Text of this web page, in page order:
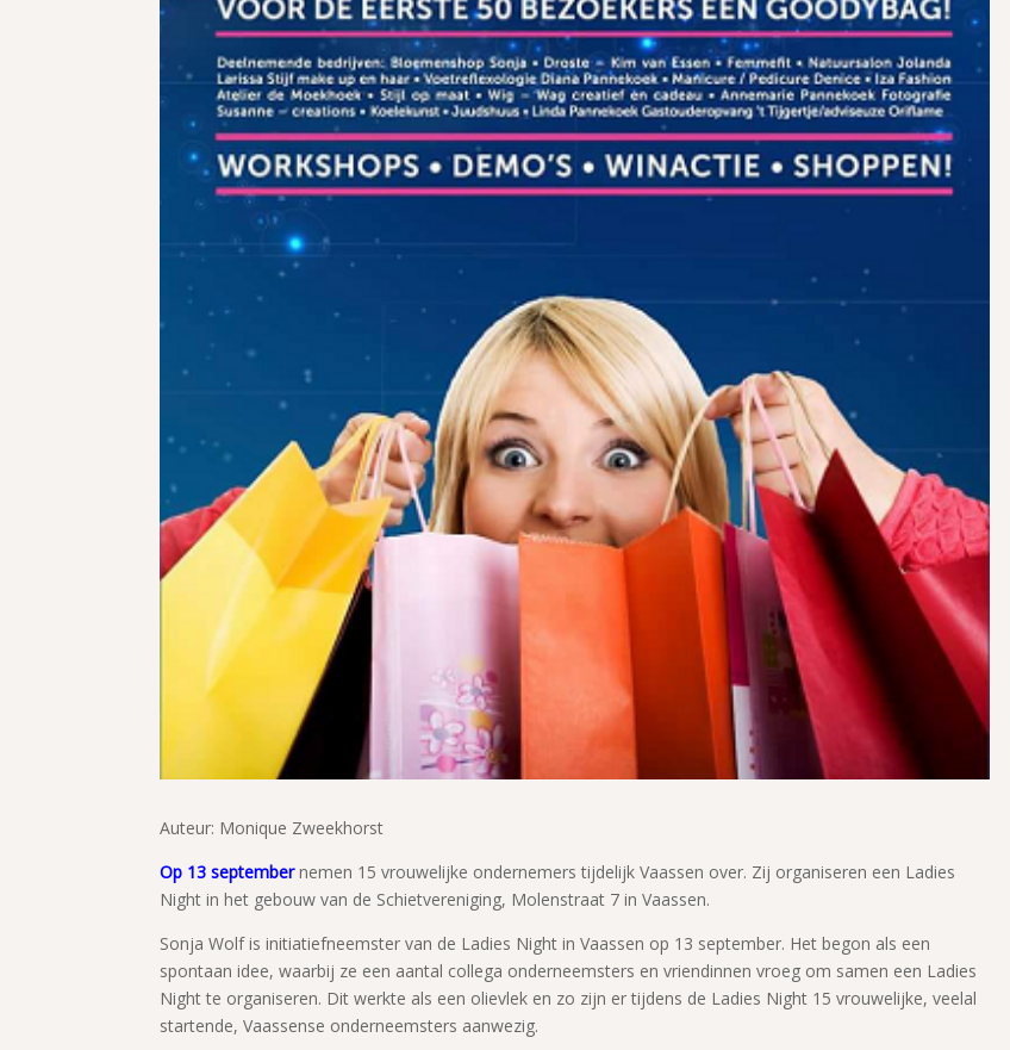
Auteur: Monique Zweekhorst
Op 13 september nemen 15 vrouwelijke ondernemers tijdelijk Vaassen over. Zij organiseren een Ladies
Night in het gebouw van de Schietvereniging, Molenstraat 7 in Vaassen.
Sonja Wolf is initiatiefneemster van de Ladies Night in Vaassen op 13 september. Het begon als een
spontaan idee, waarbij ze een aantal collega onderneemsters en vriendinnen vroeg om samen een Ladies
Night te organiseren. Dit werkte als een olievlek en zo zijn er tijdens de Ladies Night 15 vrouwelijke, veelal
startende, Vaassense onderneemsters aanwezig.